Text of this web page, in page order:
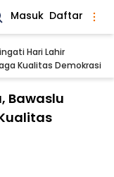
Masuk Daftar
Hari Lahir
Kualitas Demokrasi
Bawaslu